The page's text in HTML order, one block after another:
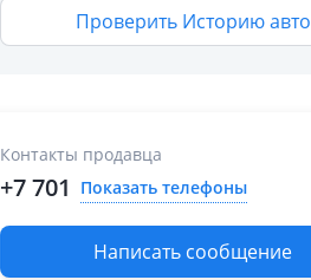
Проверить Историю авто
Контакты продавца
+7 701 Показать телефоны
Написать сообщение